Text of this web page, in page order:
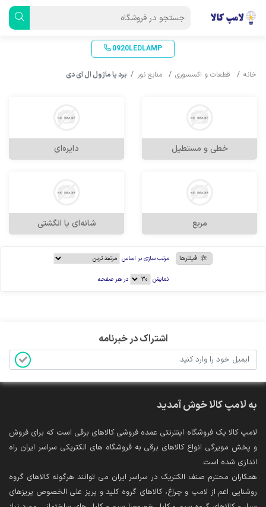
0920LEDLAMP
خانه قطعات و اکسسوری منابع نور برد یا ماژول ال ای دی
خطی و مستطیل دایره‌ای
مربع شانه‌ای یا انگشتی
فیلترها مرتب سازی بر اساس
نمایش در هر صفحه
اشتراک در خبرنامه
به لامپ کالا خوش آمدید
لامپ کالا یک فروشگاه اینترنتی عمده فروشی کالاهای برقی است که برای فروش
و پخش مویرگی انواع کالاهای برقی به فروشگاه های الکتریکی سراسر ایران راه
اندازی شده است.
همکاران محترم صنف الکتریک در سراسر ایران می توانند هرگونه کالاهای گروه
روشنایی اعم از لامپ و چراغ، کالاهای گروه کلید و پریز علی الخصوص پریزهای